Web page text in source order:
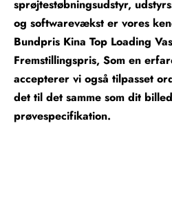
sprøjtestøbningsudstyr,
og softwarevækst er vores
Bundpris Kina Top Loading
Fremstillingspris, Som en
accepterer vi også tilpasset
det til det samme som dit
prøvespecifikation.